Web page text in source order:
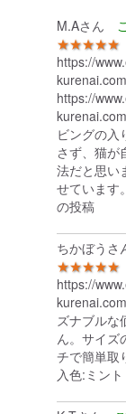
M.Aさん
★★★★★
https://
https://
ビングの入
さず、猫が
法だと思い
せていま
の投稿
ちかぼうさ
★★★★★
https://
ズナブルな
ん。サイズ
チで簡単
入色:ミン